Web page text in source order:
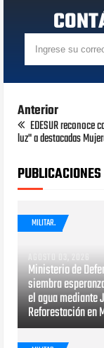
Anterior
EDESUR reconoce
luz" a destacadas
MILITAR.
AGOSTO 03, 2026
Ministerio de
siembra
el agua mediante
Reforestación en